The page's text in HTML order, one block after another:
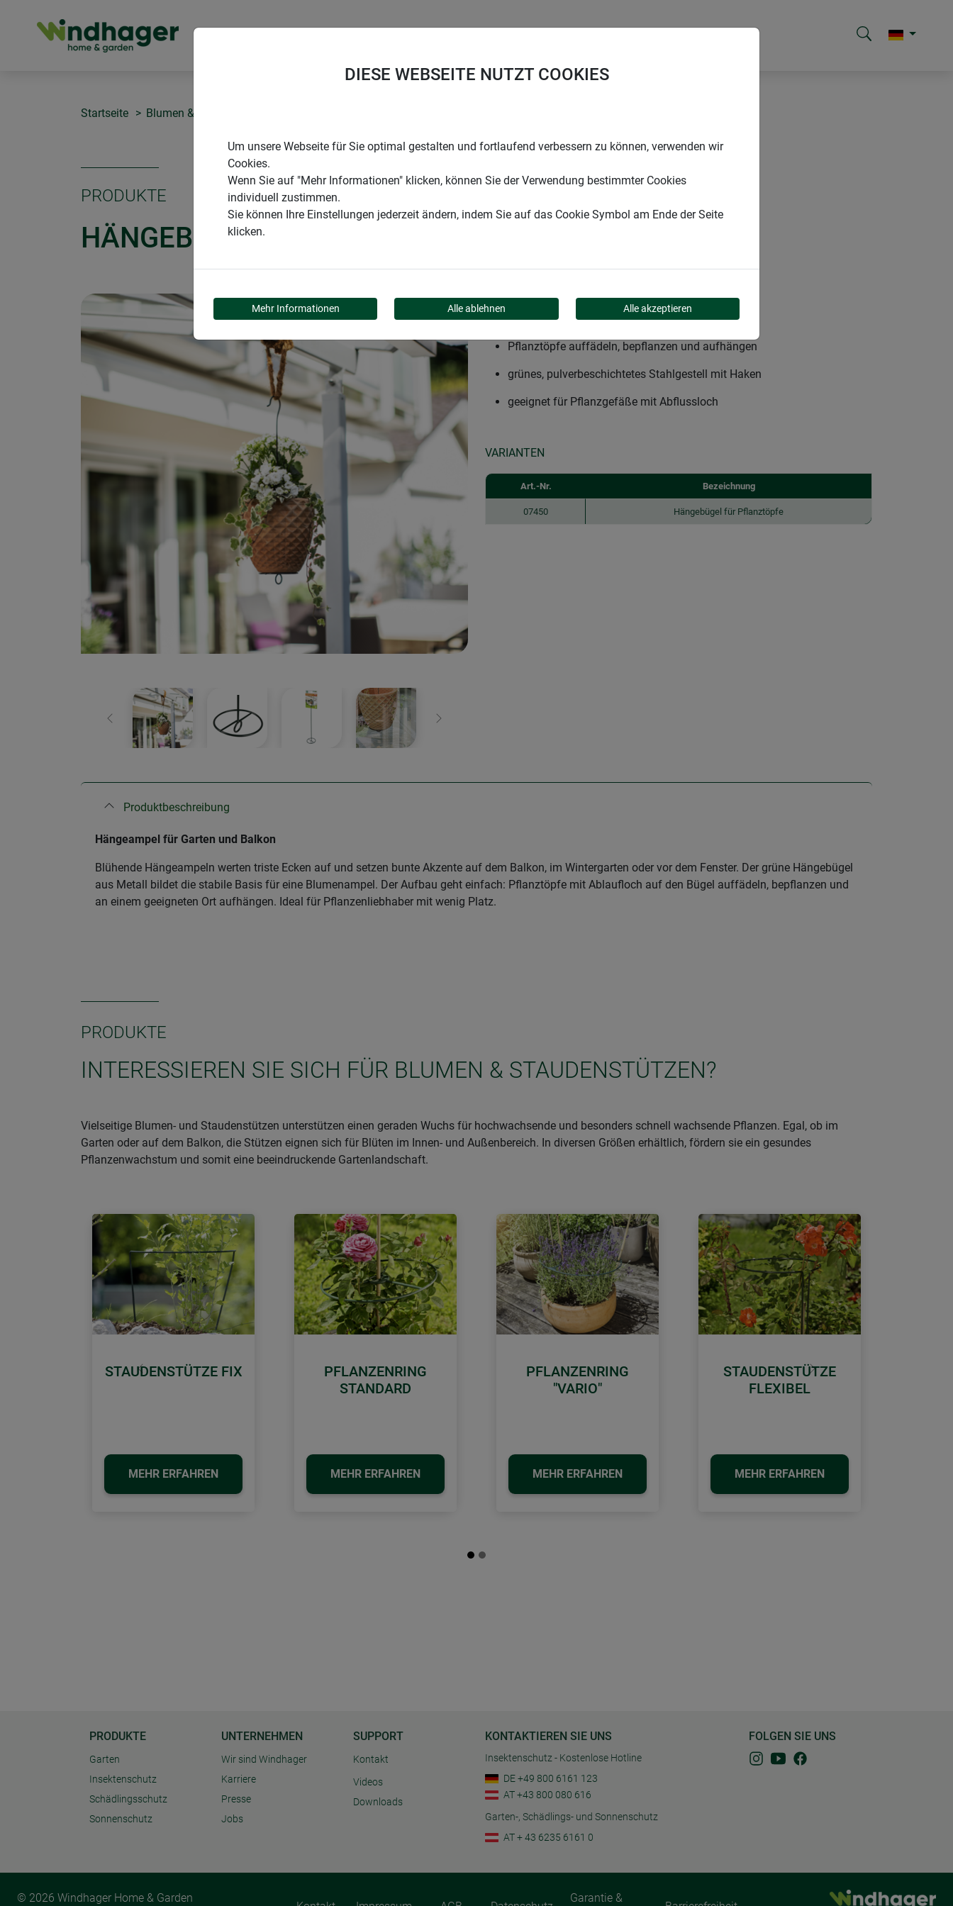
Startseite Blumen & Staudenstützen
PRODUKTE
HÄNGEBÜGEL FÜR PFLANZTÖPFE
Zurück Weiter
Hängebügel zum Aufbau einer Blumenampel
Pflanztöpfe auffädeln, bepflanzen und aufhängen
grünes, pulverbeschichtetes Stahlgestell mit Haken
geeignet für Pflanzgefäße mit Abflussloch
VARIANTEN
Art.-Nr. Bezeichnung
07450 Hängebügel für Pflanztöpfe
Produktbeschreibung
Hängeampel für Garten und Balkon
Blühende Hängeampeln werten triste Ecken auf und setzen bunte Akzente auf dem Balkon, im Wintergarten oder vor dem Fenster. Der grüne Hängebügel
aus Metall bildet die stabile Basis für eine Blumenampel. Der Aufbau geht einfach: Pflanztöpfe mit Ablaufloch auf den Bügel auffädeln, bepflanzen und
an einem geeigneten Ort aufhängen. Ideal für Pflanzenliebhaber mit wenig Platz.
PRODUKTE
INTERESSIEREN SIE SICH FÜR BLUMEN & STAUDENSTÜTZEN?
Vielseitige Blumen- und Staudenstützen unterstützen einen geraden Wuchs für hochwachsende und besonders schnell wachsende Pflanzen. Egal, ob im
Garten oder auf dem Balkon, die Stützen eignen sich für Blüten im Innen- und Außenbereich. In diversen Größen erhältlich, fördern sie ein gesundes
Pflanzenwachstum und somit eine beeindruckende Gartenlandschaft.
STAUDENSTÜTZE FIX
MEHR ERFAHREN
PFLANZENRING
STANDARD
MEHR ERFAHREN
PFLANZENRING
"VARIO"
MEHR ERFAHREN
STAUDENSTÜTZE
FLEXIBEL
MEHR ERFAHREN
Zurück Weiter
PRODUKTE
Garten
Insektenschutz
Schädlingsschutz
Sonnenschutz
UNTERNEHMEN
Wir sind Windhager
Karriere
Presse
Jobs
SUPPORT
Kontakt
Videos
Downloads
KONTAKTIEREN SIE UNS
Insektenschutz - Kostenlose Hotline
DE +49 800 6161 123
AT +43 800 080 616
Garten-, Schädlings- und Sonnenschutz
AT + 43 6235 6161 0
FOLGEN SIE UNS
© 2026 Windhager Home & Garden Garantie &
DIESE WEBSEITE NUTZT COOKIES
Um unsere Webseite für Sie optimal gestalten und fortlaufend verbessern zu können, verwenden wir
Cookies.
Wenn Sie auf "Mehr Informationen" klicken, können Sie der Verwendung bestimmter Cookies
individuell zustimmen.
Sie können Ihre Einstellungen jederzeit ändern, indem Sie auf das Cookie Symbol am Ende der Seite
klicken.
Mehr Informationen Alle ablehnen Alle akzeptieren